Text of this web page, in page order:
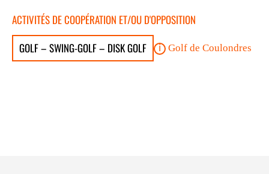
ACTIVITÉS DE COOPÉRATION ET/OU D'OPPOSITION
GOLF – SWING-GOLF – DISK GOLF
Golf de Coulondres